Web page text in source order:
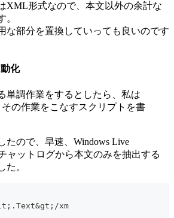
XML形式なので、本文以外の余計な
。
な部分を置換していっても良いのです
化
単調作業をするとしたら、私は
の作業をこなすスクリプトを書
たので、早速、Windows Live
ャットログから本文のみを抽出する
た。
xm